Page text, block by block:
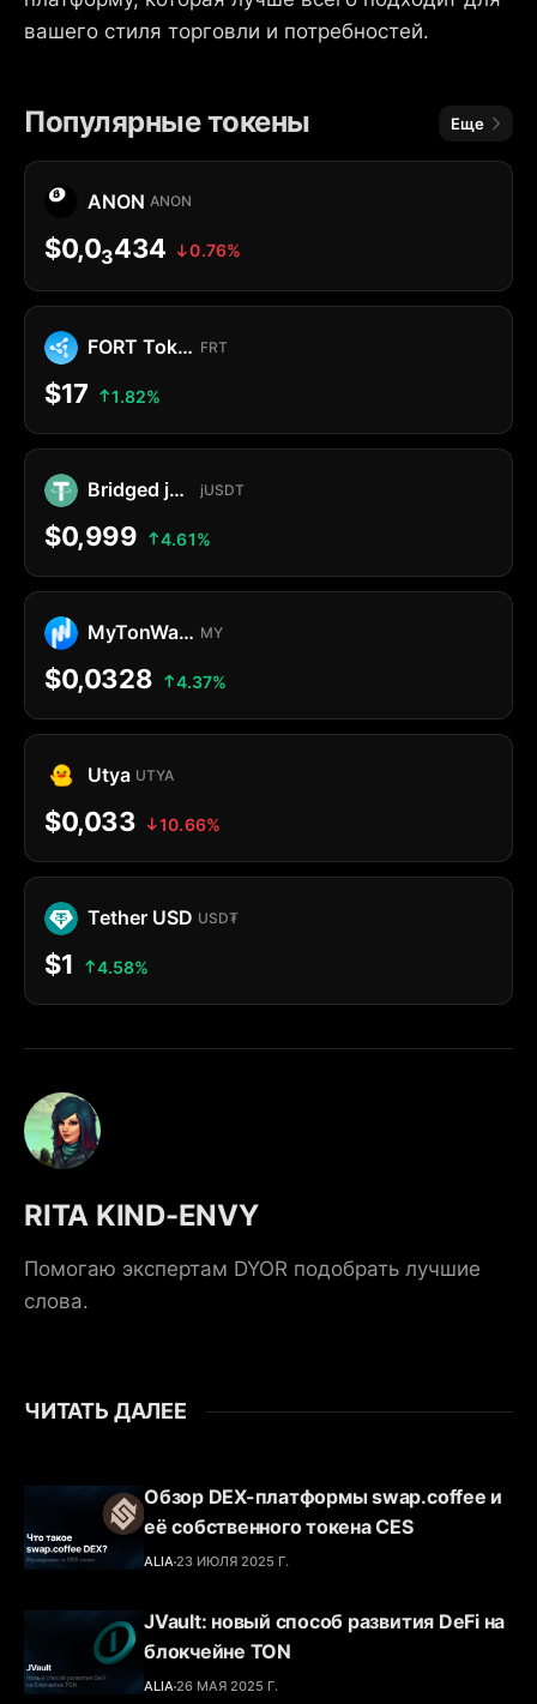
вашего стиля торговли и потребностей.
Популярные токены Еще
ANON ANON
$0,03434 0.76%
FORT Token FRT
$17 1.82%
Bridged jUSDT jUSDT
$0,999 4.61%
MyTonWallet Coin MY
$0,0328 4.37%
Utya UTYA
$0,033 10.66%
Tether USD USD₮
$1 4.58%
RITA KIND-ENVY
Помогаю экспертам DYOR подобрать лучшие
слова.
ЧИТАТЬ ДАЛЕЕ
Обзор DEX-платформы swap.coffee и
её собственного токена CES
ALIA23 ИЮЛЯ 2025 Г.
JVault: новый способ развития DeFi на
блокчейне TON
ALIA26 МАЯ 2025 Г.